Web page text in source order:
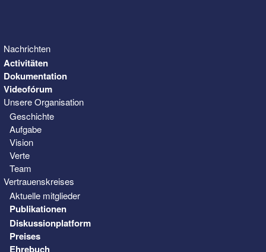
Nachrichten
Activitäten
Dokumentation
Videofórum
Unsere Organisation
Geschichte
Aufgabe
Vision
Verte
Team
Vertrauenskreises
Aktuelle mitglieder
Publikationen
Diskussionplatform
Preises
Ehrebuch